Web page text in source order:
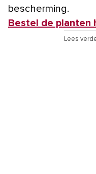
bescherming.
Bestel de planten
Lees